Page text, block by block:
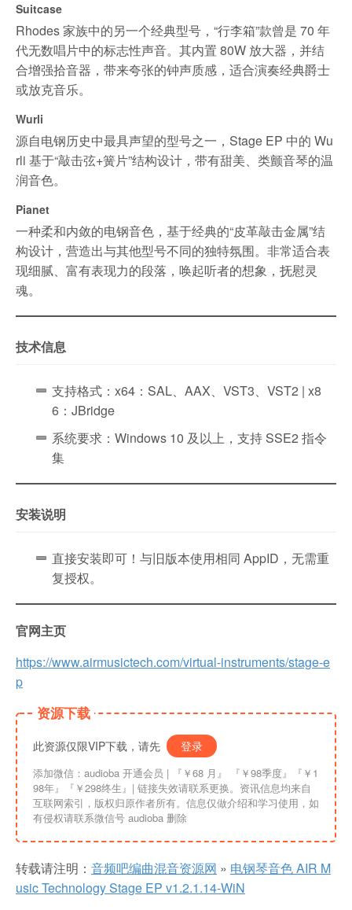
Suitcase
Rhodes 家族中的另一个经典型号，“行李箱”款曾是 70 年
代无数唱片中的标志性声音。其内置 80W 放大器，并结
合增强拾音器，带来夸张的钟声质感，适合演奏经典爵士
或放克音乐。
Wurli
源自电钢历史中最具声望的型号之一，Stage EP 中的 Wu
rli 基于“敲击弦+簧片”结构设计，带有甜美、类颤音琴的温
润音色。
Pianet
一种柔和内敛的电钢音色，基于经典的“皮革敲击金属”结
构设计，营造出与其他型号不同的独特氛围。非常适合表
现细腻、富有表现力的段落，唤起听者的想象，抚慰灵
魂。
技术信息
支持格式：x64：SAL、AAX、VST3、VST2 | x8
6：JBridge
系统要求：Windows 10 及以上，支持 SSE2 指令
集
安装说明
直接安装即可！与旧版本使用相同 AppID，无需重
复授权。
官网主页
https://www.airmusictech.com/virtual-instruments/stage-e
p
资源下载
此资源仅限VIP下载，请先 登录
添加微信：audioba 开通会员 | 『￥68 月』 『￥98季度』『￥1
98年』『￥298终生』| 链接失效请联系更换。资讯信息均来自
互联网索引，版权归原作者所有。信息仅做介绍和学习使用，如
有侵权请联系微信号 audioba 删除
转载请注明： 音频吧编曲混音资源网 » 电钢琴音色 AIR M
usic Technology Stage EP v1.2.1.14-WiN